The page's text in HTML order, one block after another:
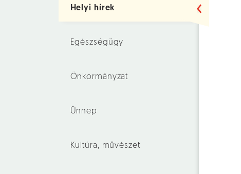
Helyi hírek
Egészségügy
Önkormányzat
Ünnep
Kultúra, művészet